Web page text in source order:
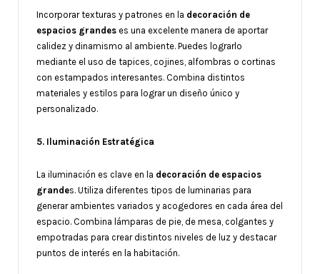
Incorporar texturas y patrones en la decoración de
espacios grandes es una excelente manera de aportar
calidez y dinamismo al ambiente. Puedes lograrlo
mediante el uso de tapices, cojines, alfombras o cortinas
con estampados interesantes. Combina distintos
materiales y estilos para lograr un diseño único y
personalizado.
5. Iluminación Estratégica
La iluminación es clave en la decoración de espacios
grandes. Utiliza diferentes tipos de luminarias para
generar ambientes variados y acogedores en cada área del
espacio. Combina lámparas de pie, de mesa, colgantes y
empotradas para crear distintos niveles de luz y destacar
puntos de interés en la habitación.